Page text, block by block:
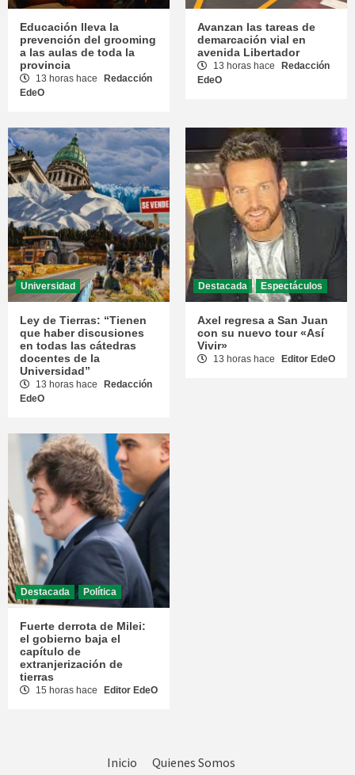
Educación lleva la
prevención del grooming
a las aulas de toda la
provincia
13 horas hace
Redacción
EdeO
Avanzan las tareas de
demarcación vial en
avenida Libertador
13 horas hace
Redacción
EdeO
Universidad
Ley de Tierras: “Tienen
que haber discusiones
en todas las cátedras
docentes de la
Universidad”
13 horas hace
Redacción
EdeO
Destacada Espectáculos
Axel regresa a San Juan
con su nuevo tour «Así
Vivir»
13 horas hace Editor EdeO
Destacada Política
Fuerte derrota de Milei:
el gobierno baja el
capítulo de
extranjerización de
tierras
15 horas hace Editor EdeO
Inicio Quienes Somos